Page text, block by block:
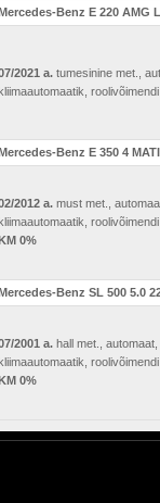
Benz E 220 AMG
2021 a.tumesinine met.,
Benz E 350 4
2012 a.must met.,
0%
Benz SL 500 5.0
2001 a.hall met., automaat,
0%